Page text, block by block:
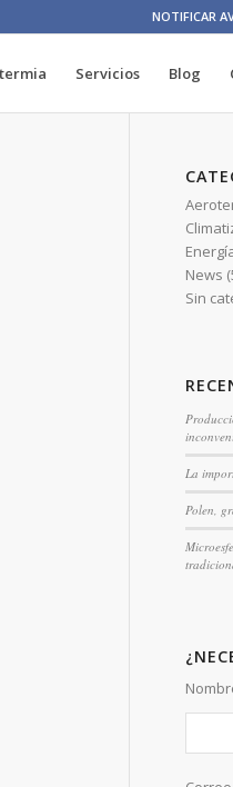
NOTIFICAR
Servicios Blog
News
Sin
La
Polen,